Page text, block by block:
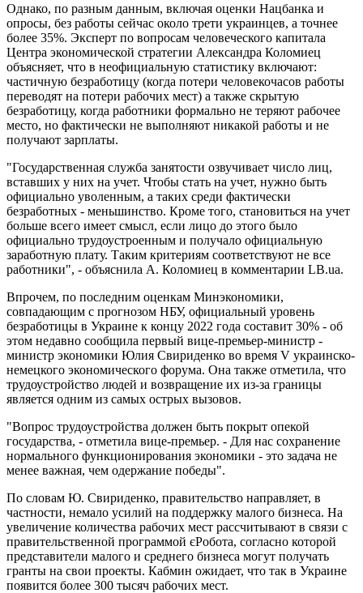
Однако, по разным данным, включая оценки Нацбанка и
опросы, без работы сейчас около трети украинцев, а точнее
более 35%. Эксперт по вопросам человеческого капитала
Центра экономической стратегии Александра Коломиец
объясняет, что в неофициальную статистику включают:
частичную безработицу (когда потери человекочасов работы
переводят на потери рабочих мест) а также скрытую
безработицу, когда работники формально не теряют рабочее
место, но фактически не выполняют никакой работы и не
получают зарплаты.
"Государственная служба занятости озвучивает число лиц,
вставших у них на учет. Чтобы стать на учет, нужно быть
официально уволенным, а таких среди фактически
безработных - меньшинство. Кроме того, становиться на учет
больше всего имеет смысл, если лицо до этого было
официально трудоустроенным и получало официальную
заработную плату. Таким критериям соответствуют не все
работники", - объяснила А. Коломиец в комментарии LB.ua.
Впрочем, по последним оценкам Минэкономики,
совпадающим с прогнозом НБУ, официальный уровень
безработицы в Украине к концу 2022 года составит 30% - об
этом недавно сообщила первый вице-премьер-министр -
министр экономики Юлия Свириденко во время V украинско-
немецкого экономического форума. Она также отметила, что
трудоустройство людей и возвращение их из-за границы
является одним из самых острых вызовов.
"Вопрос трудоустройства должен быть покрыт опекой
государства, - отметила вице-премьер. - Для нас сохранение
нормального функционирования экономики - это задача не
менее важная, чем одержание победы".
По словам Ю. Свириденко, правительство направляет, в
частности, немало усилий на поддержку малого бизнеса. На
увеличение количества рабочих мест рассчитывают в связи с
правительственной программой єРобота, согласно которой
представители малого и среднего бизнеса могут получать
гранты на свои проекты. Кабмин ожидает, что так в Украине
появится более 300 тысяч рабочих мест.